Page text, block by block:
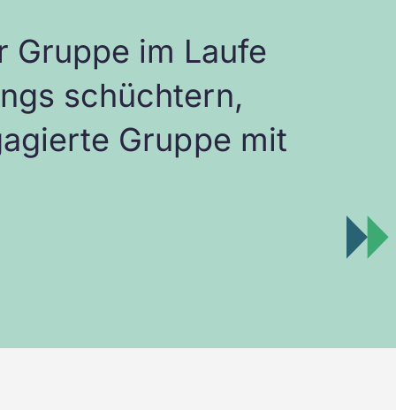
Gruppe im Laufe
schüchtern,
Gruppe mit